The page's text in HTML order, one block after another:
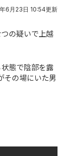
6月23日 10:54更新
の疑いで上越
態で陰部を露
その場にいた男